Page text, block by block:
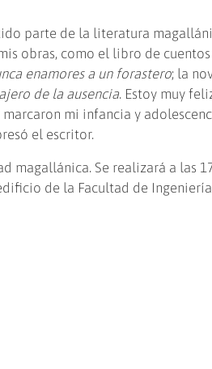
parte de la literatura
obras, como el libro de cuentos
enamores a un forastero; la
de la ausencia. Estoy muy
mi infancia y
el escritor.
magallánica. Se realizará a las
de la Facultad de